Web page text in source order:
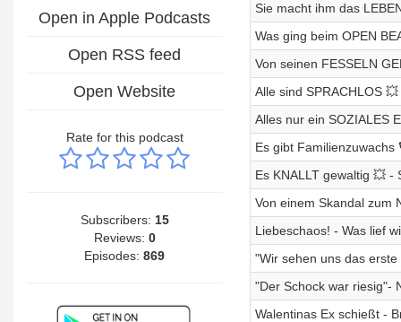
Open in Apple Podcasts
Open RSS feed
Open Website
Rate for this podcast
Subscribers: 15
Reviews: 0
Episodes:869
Sie macht ihm das
Was ging beim OPEN
Von seinen FESSELN
Alle sind SPRACHLOS
Alles nur ein SOZIALES
Es gibt
Es KNALLT gewaltig 💥 -
Von einem Skandal zum
Liebeschaos! - Was lief
"Wir sehen uns das
"Der Schock war riesig"-
Walentinas Ex schießt -